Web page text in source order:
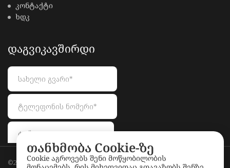
კონტაქტი
ხდკ
ᲓᲐᲒᲕᲘᲙᲐᲕᲨᲘᲠᲓᲘ
©2026LionAuctions.ge. All rights reserved.
თანხმობა Cookie-ზე
Cookie აგროვებს შენი მოწყობილობის